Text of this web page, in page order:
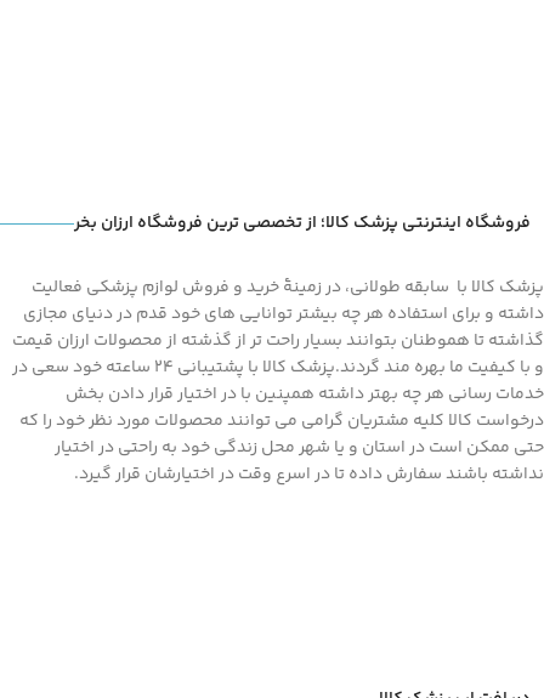
فروشگاه اینترنتی پزشک کالا؛ از تخصصی ترین فروشگاه ارزان بخر
پزشک کالا با سابقه طولانی، در زمینۀ خرید و فروش لوازم پزشکی فعالیت
داشته و برای استفاده هر چه بیشتر توانایی های خود قدم در دنیای مجازی
گذاشته تا هموطنان بتوانند بسیار راحت تر از گذشته از محصولات ارزان قیمت
و با کیفیت ما بهره مند گردند.پزشک کالا با پشتیبانی 24 ساعته خود سعی در
خدمات رسانی هر چه بهتر داشته همپنین با در اختیار قرار دادن بخش
درخواست کالا کلیه مشتریان گرامی می توانند محصولات مورد نظر خود را که
حتی ممکن است در استان و یا شهر محل زندگی خود به راحتی در اختیار
نداشته باشند سفارش داده تا در اسرع وقت در اختیارشان قرار گیرد.